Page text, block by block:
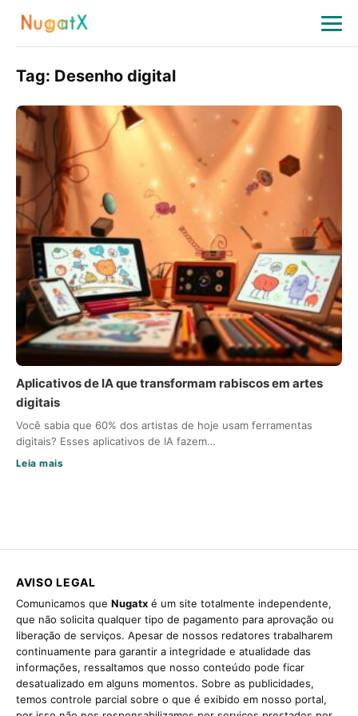
Tag: Desenho digital
Aplicativos de IA que transformam rabiscos em artes
digitais
Você sabia que 60% dos artistas de hoje usam ferramentas
digitais? Esses aplicativos de IA fazem…
Leia mais
AVISO LEGAL
Comunicamos que Nugatx é um site totalmente independente,
que não solicita qualquer tipo de pagamento para aprovação ou
liberação de serviços. Apesar de nossos redatores trabalharem
continuamente para garantir a integridade e atualidade das
informações, ressaltamos que nosso conteúdo pode ficar
desatualizado em alguns momentos. Sobre as publicidades,
temos controle parcial sobre o que é exibido em nosso portal,